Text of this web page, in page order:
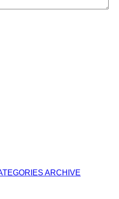
ARCHIVE